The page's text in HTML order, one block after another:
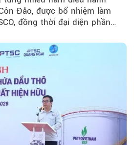
Đảo, được bổ nhiệm làm
đồng thời đại diện phần